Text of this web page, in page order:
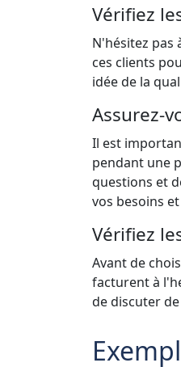
Vérifiez
N'hésitez pas
ces clients
idée de la
Assurez-
Il est
pendant une
questions et
vos besoins
Vérifiez
Avant de
facturent à
de discuter